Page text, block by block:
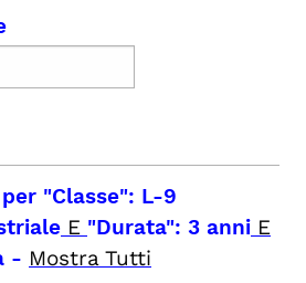
"Classe": L-9
E "Durata": 3 anni E
- Mostra Tutti